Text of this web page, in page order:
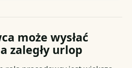
może wysłać
zaległy urlop